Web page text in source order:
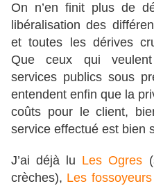
On n’en finit plus de
libéralisation des
et toutes les dérives
Que ceux qui
services publics sous
entendent enfin que la
coûts pour le client,
service effectué est bien
J’ai déjà lu Les Ogres
crèches), Les fossoyeurs